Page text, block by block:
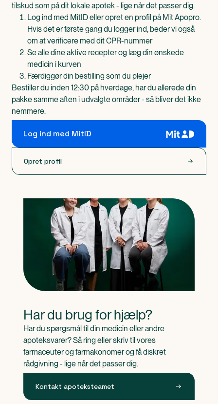
tilskud som på dit lokale apotek - lige når det passer dig.
Log ind med MitID eller opret en profil på Mit Apopro.
Hvis det er første gang du logger ind, beder vi også
om at verificere med dit CPR-nummer
Se alle dine aktive recepter og læg din ønskede
medicin i kurven
Færdiggør din bestilling som du plejer
Bestiller du inden 12:30 på hverdage, har du allerede din
pakke samme aften i udvalgte områder - så bliver det ikke
nemmere.
Log ind med MitID
Opret profil
Har du brug for hjælp?
Har du spørgsmål til din medicin eller andre
apoteksvarer? Så ring eller skriv til vores
farmaceuter og farmakonomer og få diskret
rådgivning - lige når det passer dig.
Kontakt apoteksteamet